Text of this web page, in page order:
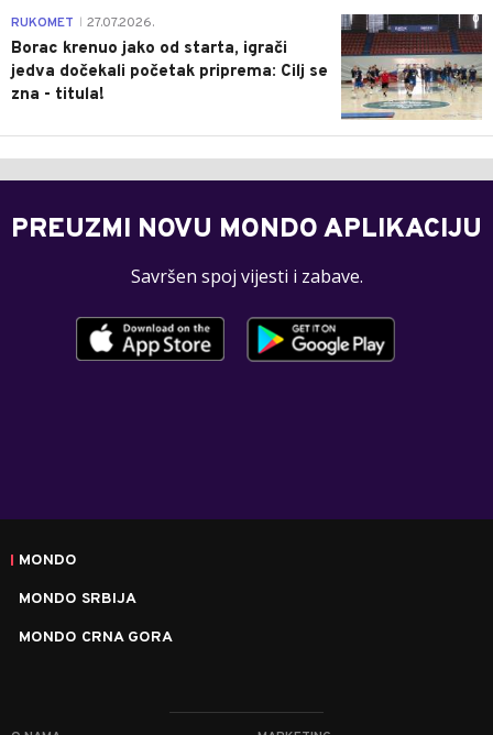
0
RUKOMET 27.07.2026.
Borac krenuo jako od starta, igrači
jedva dočekali početak priprema: Cilj se
zna - titula!
PREUZMI NOVU MONDO APLIKACIJU
Savršen spoj vijesti i zabave.
MONDO
MONDO SRBIJA
MONDO CRNA GORA